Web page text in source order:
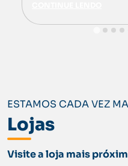
ESTAMOS CADA VEZ
Lojas
Visite a loja mais